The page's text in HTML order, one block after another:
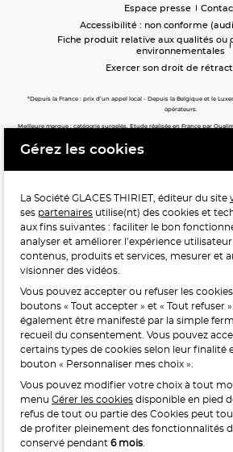
Espace presse
Accessibilité : non conforme
Fiche produit relative aux qualités ou
environnementales
Exercer son droit de
*Depuis la France : prix d’un appel local - Depuis la Belgique et le
opérateurs.
Meilleure marque : catégorie surgelés. Etude réalisée en France par
Meilleure chaîne de magasins, Meilleur e-commerçant, Meilleure
POUR VOTRE SANTÉ, MANGEZ AU
LÉGUMES PAR JOUR.
L'abus d'alcool est dangereux pour la
avec modération.
Interdiction de vente de
aux mineurs de moins
Gérez les cookies
La Société GLACES THIRIET, éditeur du site
ses partenaires utilise(nt) des cookies et
aux fins suivantes : faciliter le bon
analyser et améliorer l’expérience
contenus, produits et services, mesurer et
visionner des vidéos.
Vous pouvez accepter ou refuser les
boutons « Tout accepter » et « Tout refuser
également être manifesté par la simple
recueil du consentement. Vous pouvez
certains types de cookies selon leur finalité
bouton « Personnaliser mes choix ».
Vous pouvez modifier votre choix à tout
menu Gérer les cookies disponible en pied
refus de tout ou partie des Cookies peut
de profiter pleinement des fonctionnalités
conservé pendant 6 mois.